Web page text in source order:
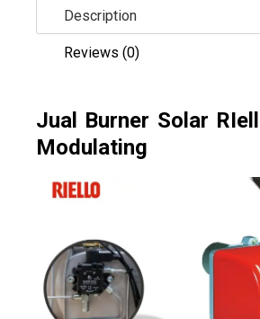
Description
Reviews (0)
Jual Burner Solar
Modulating